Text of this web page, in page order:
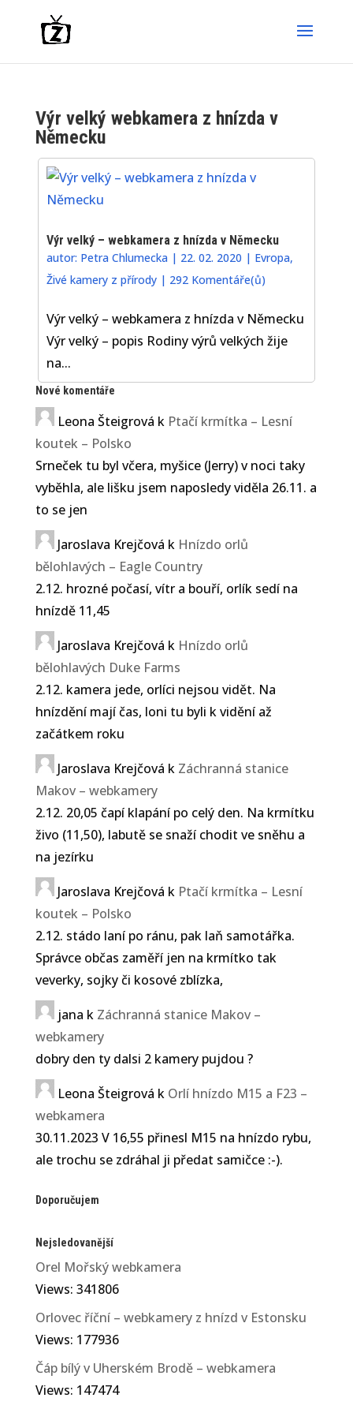
Výr velký webkamera z hnízda v
Německu
Výr velký – webkamera z hnízda v Německu
autor: Petra Chlumecka | 22. 02. 2020 | Evropa,
Živé kamery z přírody | 292 Komentáře(ů)
Výr velký – webkamera z hnízda v Německu
Výr velký – popis Rodiny výrů velkých žije
na...
Nové komentáře
Leona Šteigrová k Ptačí krmítka – Lesní
koutek – Polsko
Srneček tu byl včera, myšice (Jerry) v noci taky
vyběhla, ale lišku jsem naposledy viděla 26.11. a
to se jen
Jaroslava Krejčová k Hnízdo orlů
bělohlavých – Eagle Country
2.12. hrozné počasí, vítr a bouří, orlík sedí na
hnízdě 11,45
Jaroslava Krejčová k Hnízdo orlů
bělohlavých Duke Farms
2.12. kamera jede, orlíci nejsou vidět. Na
hnízdění mají čas, loni tu byli k vidění až
začátkem roku
Jaroslava Krejčová k Záchranná stanice
Makov – webkamery
2.12. 20,05 čapí klapání po celý den. Na krmítku
živo (11,50), labutě se snaží chodit ve sněhu a
na jezírku
Jaroslava Krejčová k Ptačí krmítka – Lesní
koutek – Polsko
2.12. stádo laní po ránu, pak laň samotářka.
Správce občas zaměří jen na krmítko tak
veverky, sojky či kosové zblízka,
jana k Záchranná stanice Makov –
webkamery
dobry den ty dalsi 2 kamery pujdou ?
Leona Šteigrová k Orlí hnízdo M15 a F23 –
webkamera
30.11.2023 V 16,55 přinesl M15 na hnízdo rybu,
ale trochu se zdráhal ji předat samičce :-).
Doporučujem
Nejsledovanější
Orel Mořský webkamera
Views: 341806
Orlovec říční – webkamery z hnízd v Estonsku
Views: 177936
Čáp bílý v Uherském Brodě – webkamera
Views: 147474